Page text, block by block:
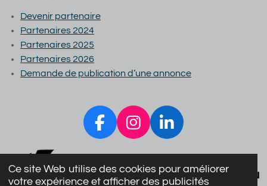
Ce site Web utilise des cookies pour améliorer
votre expérience et afficher des publicités
Devenir partenaire
Partenaires 2024
Partenaires 2025
Partenaires 2026
Demande de publication d’une annonce
F
c
e
I
s
t
L
k